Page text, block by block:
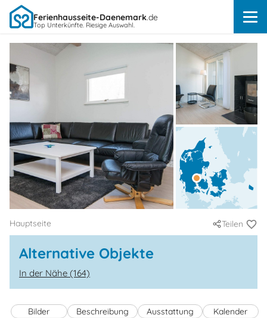
Ferienhausseite-Daenemark.de
Top Unterkünfte. Riesige Auswahl.
Hauptseite Teilen
Alternative Objekte
In der Nähe (164)
Bilder Beschreibung Ausstattung Kalender